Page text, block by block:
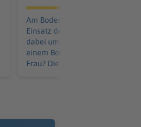
Am Bodensee findet aktuell ein
Einsatz der Polizei statt. Geht es
dabei um eine am Tag zuvor
einem Boot in den See gestürzte
Frau? Die Polizei hält sich